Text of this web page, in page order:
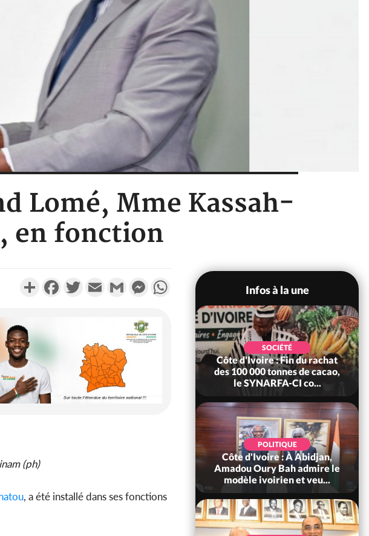
Lomé, Mme Kassah-
en fonction
PartagerFacebookTwitterEmail Gmail MessengerWhatsApp
(ph)
, a été installé dans ses fonctions
Infos à la une
POLITIQUE
Côte d'Ivoire : Fête nationale,
Alassane Ouattara accorde
la grâce à 4 661...
SOCIÉTÉ
Côte d'Ivoire : Fin du rachat
des 100 000 tonnes de cacao,
le SYNARFA-CI co...
POLITIQUE
Côte d'Ivoire : À Abidjan,
Amadou Oury Bah admire le
modèle ivoirien et veu...